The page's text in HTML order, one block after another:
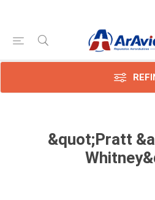
&quot;Pratt